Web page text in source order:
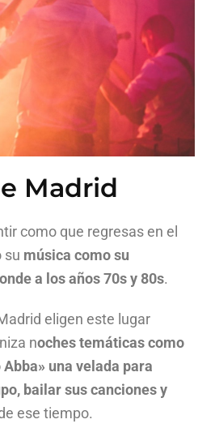
Madrid
como que regresas en el
su música como su
a los años 70s y 80s.
eligen este lugar
noches temáticas como
una velada para
bailar sus canciones y
ese tiempo.